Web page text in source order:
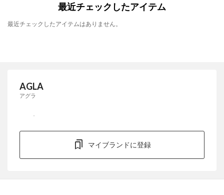
最近チェックしたアイテム
最近チェックしたアイテムはありません。
AGLA
アグラ
マイブランドに登録